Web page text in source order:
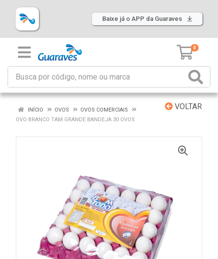
Baixe já o APP da Guaraves
0
VOLTAR
INÍCIO OVOS
OVOS COMERCIAIS
OVO BRANCO TAM GRANDE BANDEJA 30 OVOS